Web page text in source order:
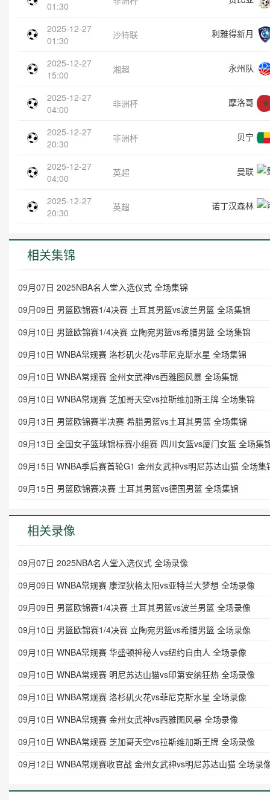
01:30
2025-12-27
01:30
沙特联 利雅得新月
2025-12-27
15:00
湘超 永州队
2025-12-27
04:00
非洲杯 摩洛哥
2025-12-27
20:30
非洲杯 贝宁
2025-12-27
04:00
英超 曼联
2025-12-27
20:30
英超 诺丁汉森林
相关集锦
09月07日 2025NBA名人堂入选仪式 全场集锦
09月09日 男篮欧锦赛1/4决赛 土耳其男篮vs波兰男篮 全场集锦
09月10日 男篮欧锦赛1/4决赛 立陶宛男篮vs希腊男篮 全场集锦
09月10日 WNBA常规赛 洛杉矶火花vs菲尼克斯水星 全场集锦
09月10日 WNBA常规赛 金州女武神vs西雅图风暴 全场集锦
09月10日 WNBA常规赛 芝加哥天空vs拉斯维加斯王牌 全场集锦
09月13日 男篮欧锦赛半决赛 希腊男篮vs土耳其男篮 全场集锦
09月13日 全国女子篮球锦标赛小组赛 四川女篮vs厦门女篮 全场集
09月15日 WNBA季后赛首轮G1 金州女武神vs明尼苏达山猫 全场集
09月15日 男篮欧锦赛决赛 土耳其男篮vs德国男篮 全场集锦
相关录像
09月07日 2025NBA名人堂入选仪式 全场录像
09月09日 WNBA常规赛 康涅狄格太阳vs亚特兰大梦想 全场录像
09月09日 男篮欧锦赛1/4决赛 土耳其男篮vs波兰男篮 全场录像
09月10日 男篮欧锦赛1/4决赛 立陶宛男篮vs希腊男篮 全场录像
09月10日 WNBA常规赛 华盛顿神秘人vs纽约自由人 全场录像
09月10日 WNBA常规赛 明尼苏达山猫vs印第安纳狂热 全场录像
09月10日 WNBA常规赛 洛杉矶火花vs菲尼克斯水星 全场录像
09月10日 WNBA常规赛 金州女武神vs西雅图风暴 全场录像
09月10日 WNBA常规赛 芝加哥天空vs拉斯维加斯王牌 全场录像
09月12日 WNBA常规赛收官战 金州女武神vs明尼苏达山猫 全场录